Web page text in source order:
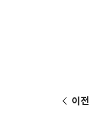
이전